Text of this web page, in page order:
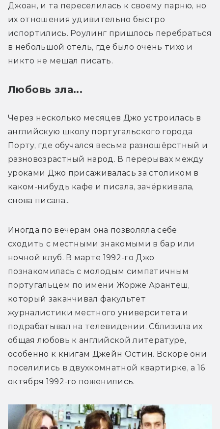
Джоан, и та переселилась к своему парню, но
их отношения удивительно быстро
испортились. Роулинг пришлось перебраться
в небольшой отель, где было очень тихо и
никто не мешал писать.
Любовь зла...
Через несколько месяцев Джо устроилась в
английскую школу португальского города
Порту, где обучался весьма разношёрстный и
разновозрастный народ. В перерывах между
уроками Джо присаживалась за столиком в
каком-нибудь кафе и писала, зачёркивала,
снова писала...
Иногда по вечерам она позволяла себе
сходить с местными знакомыми в бар или
ночной клуб. В марте 1992-го Джо
познакомилась с молодым симпатичным
португальцем по имени Жорже Арантеш,
который заканчивал факультет
журналистики местного университета и
подрабатывал на телевидении. Сблизила их
общая любовь к английской литературе,
особенно к книгам Джейн Остин. Вскоре они
поселились в двухкомнатной квартирке, а 16
октября 1992-го поженились.